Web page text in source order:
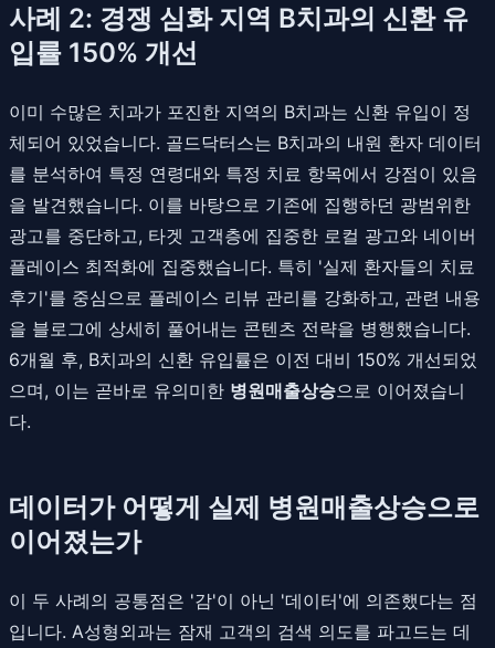
사례 2: 경쟁 심화 지역 B치과의 신환 유
입률 150% 개선
이미 수많은 치과가 포진한 지역의 B치과는 신환 유입이 정
체되어 있었습니다. 골드닥터스는 B치과의 내원 환자 데이터
를 분석하여 특정 연령대와 특정 치료 항목에서 강점이 있음
을 발견했습니다. 이를 바탕으로 기존에 집행하던 광범위한
광고를 중단하고, 타겟 고객층에 집중한 로컬 광고와 네이버
플레이스 최적화에 집중했습니다. 특히 '실제 환자들의 치료
후기'를 중심으로 플레이스 리뷰 관리를 강화하고, 관련 내용
을 블로그에 상세히 풀어내는 콘텐츠 전략을 병행했습니다.
6개월 후, B치과의 신환 유입률은 이전 대비 150% 개선되었
으며, 이는 곧바로 유의미한 병원매출상승으로 이어졌습니
다.
데이터가 어떻게 실제 병원매출상승으로
이어졌는가
이 두 사례의 공통점은 '감'이 아닌 '데이터'에 의존했다는 점
입니다. A성형외과는 잠재 고객의 검색 의도를 파고드는 데